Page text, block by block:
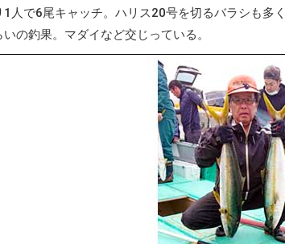
1人で6尾キャッチ。ハリス20号を切るバラシも多
いの釣果。マダイなど交じっている。